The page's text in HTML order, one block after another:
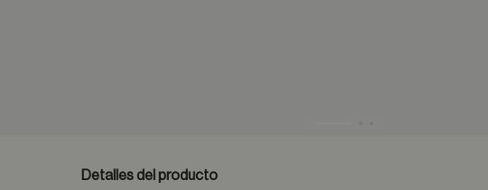
Detalles del producto